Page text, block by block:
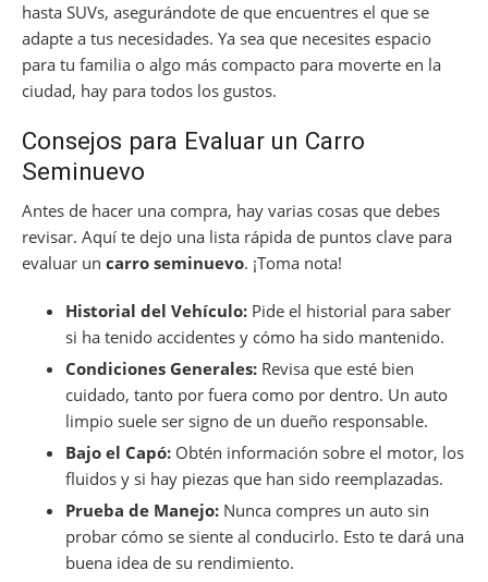
hasta SUVs, asegurándote de que encuentres el que se
adapte a tus necesidades. Ya sea que necesites espacio
para tu familia o algo más compacto para moverte en la
ciudad, hay para todos los gustos.
Consejos para Evaluar un Carro
Seminuevo
Antes de hacer una compra, hay varias cosas que debes
revisar. Aquí te dejo una lista rápida de puntos clave para
evaluar un carro seminuevo. ¡Toma nota!
Historial del Vehículo: Pide el historial para saber
si ha tenido accidentes y cómo ha sido mantenido.
Condiciones Generales: Revisa que esté bien
cuidado, tanto por fuera como por dentro. Un auto
limpio suele ser signo de un dueño responsable.
Bajo el Capó: Obtén información sobre el motor, los
fluidos y si hay piezas que han sido reemplazadas.
Prueba de Manejo: Nunca compres un auto sin
probar cómo se siente al conducirlo. Esto te dará una
buena idea de su rendimiento.